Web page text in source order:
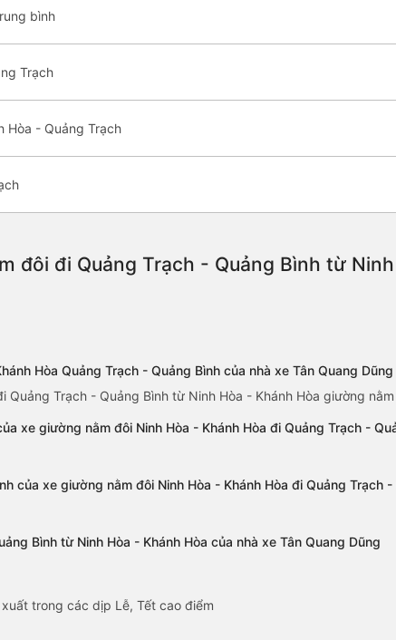
bình
Trạch
Hòa - Quảng Trạch
đôi đi Quảng Trạch - Quảng Bình từ
Hòa Quảng Trạch - Quảng Bình của nhà xe Tân Quang Dũng
Quảng Trạch - Quảng Bình từ Ninh Hòa - Khánh Hòa giường
xe giường nằm đôi Ninh Hòa - Khánh Hòa đi Quảng Trạch -
của xe giường nằm đôi Ninh Hòa - Khánh Hòa đi Quảng Trạch -
Bình từ Ninh Hòa - Khánh Hòa của nhà xe Tân Quang Dũng
trong các dịp Lễ, Tết cao điểm